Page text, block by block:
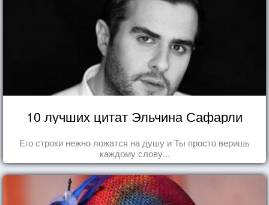
10 лучших цитат Эльчина Сафарли
Его строки нежно ложатся на душу и Ты просто веришь
каждому слову...